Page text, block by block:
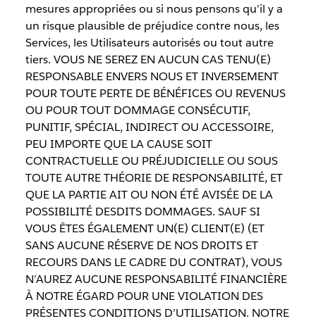
mesures appropriées ou si nous pensons qu’il y a
un risque plausible de préjudice contre nous, les
Services, les Utilisateurs autorisés ou tout autre
tiers. VOUS NE SEREZ EN AUCUN CAS TENU(E)
RESPONSABLE ENVERS NOUS ET INVERSEMENT
POUR TOUTE PERTE DE BÉNÉFICES OU REVENUS
OU POUR TOUT DOMMAGE CONSÉCUTIF,
PUNITIF, SPÉCIAL, INDIRECT OU ACCESSOIRE,
PEU IMPORTE QUE LA CAUSE SOIT
CONTRACTUELLE OU PRÉJUDICIELLE OU SOUS
TOUTE AUTRE THÉORIE DE RESPONSABILITÉ, ET
QUE LA PARTIE AIT OU NON ÉTÉ AVISÉE DE LA
POSSIBILITÉ DESDITS DOMMAGES. SAUF SI
VOUS ÊTES ÉGALEMENT UN(E) CLIENT(E) (ET
SANS AUCUNE RÉSERVE DE NOS DROITS ET
RECOURS DANS LE CADRE DU CONTRAT), VOUS
N’AUREZ AUCUNE RESPONSABILITÉ FINANCIÈRE
À NOTRE ÉGARD POUR UNE VIOLATION DES
PRÉSENTES CONDITIONS D’UTILISATION. NOTRE